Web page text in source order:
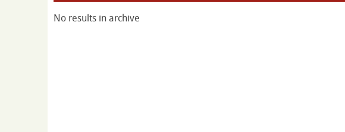
No results in archive